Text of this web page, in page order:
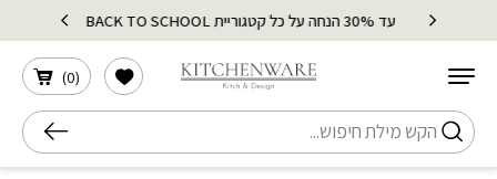
Skip to Content
עד 30% הנחה על כל קטגוריית BACK TO SCHOOL
חיפוש
(
0
)
הרשימה שלי
בחזרה למעלה